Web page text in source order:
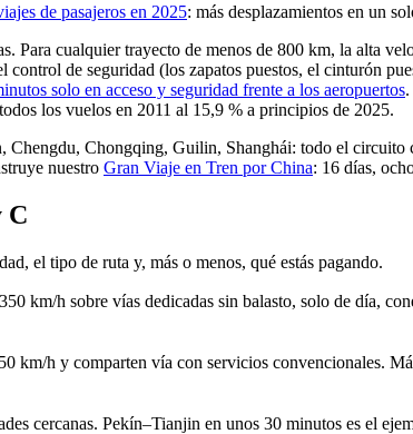
de pasajeros en 2025: más desplazamientos en un
Para cualquier trayecto de menos de 800 km, la alta
control de seguridad (los zapatos puestos, el cinturón
solo en acceso y seguridad frente a los aeropuertos
los vuelos en 2011 al 15,9 % a principios de 2025.
Chongqing, Guilin, Shanghái: todo el circuito
nuestro Gran Viaje en Tren por China: 16 días,
C
el tipo de ruta y, más o menos, qué estás pagando.
km/h sobre vías dedicadas sin balasto, solo de día,
km/h y comparten vía con servicios convencionales.
cercanas. Pekín–Tianjin en unos 30 minutos es el